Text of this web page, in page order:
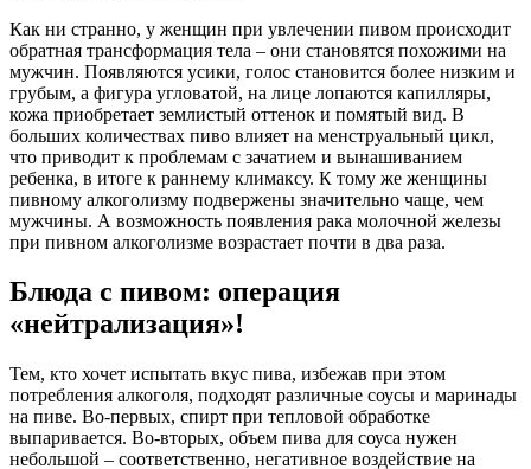
Как ни странно, у женщин при увлечении пивом происходит
обратная трансформация тела – они становятся похожими на
мужчин. Появляются усики, голос становится более низким и
грубым, а фигура угловатой, на лице лопаются капилляры,
кожа приобретает землистый оттенок и помятый вид. В
больших количествах пиво влияет на менструальный цикл,
что приводит к проблемам с зачатием и вынашиванием
ребенка, в итоге к раннему климаксу. К тому же женщины
пивному алкоголизму подвержены значительно чаще, чем
мужчины. А возможность появления рака молочной железы
при пивном алкоголизме возрастает почти в два раза.
Блюда с пивом: операция
«нейтрализация»!
Тем, кто хочет испытать вкус пива, избежав при этом
потребления алкоголя, подходят различные соусы и маринады
на пиве. Во-первых, спирт при тепловой обработке
выпаривается. Во-вторых, объем пива для соуса нужен
небольшой – соответственно, негативное воздействие на